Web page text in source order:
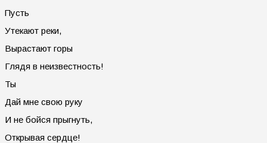
Пусть
Утекают реки,
Вырастают горы
Глядя в неизвестность!
Ты
Дай мне свою руку
И не бойся прыгнуть,
Открывая сердце!